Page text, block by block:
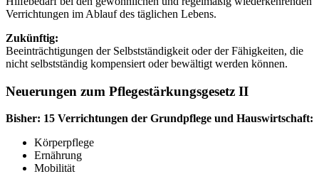
Verrichtungen im Ablauf des täglichen Lebens.
Zukünftig:
Beeinträchtigungen der Selbstständigkeit oder der Fähigkeiten, die
nicht selbstständig kompensiert oder bewältigt werden können.
Neuerungen zum Pflegestärkungsgesetz II
Bisher: 15 Verrichtungen der Grundpflege und Hauswirtschaft:
Körperpflege
Ernährung
Mobilität